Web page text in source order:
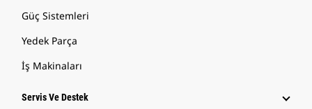
Güç Sistemleri
Yedek Parça
İş Makinaları
Servis Ve Destek